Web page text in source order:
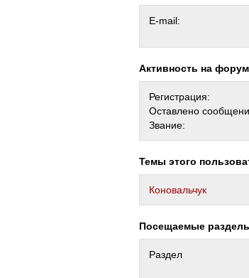
E-mail:
Активность на
Регистрация:
Оставлено
Звание:
Темы этого
Коновальчук
Посещаемые
Раздел